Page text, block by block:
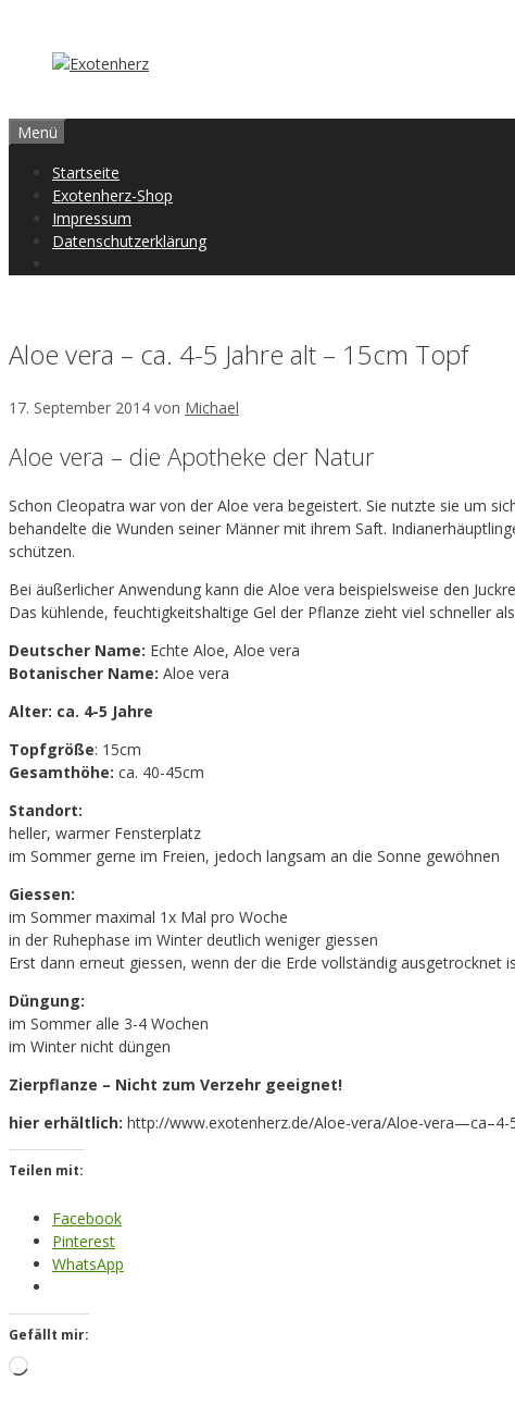
springen
Menü
Startseite
Exotenherz-Shop
Impressum
Datenschutzerklärung
Aloe vera – ca. 4-5 Jahre alt – 15cm Topf
17. September 2014 von Michael
Aloe vera – die Apotheke der Natur
Schon Cleopatra war von der Aloe vera begeistert. Sie nutzte sie um
behandelte die Wunden seiner Männer mit ihrem Saft.
schützen.
Bei äußerlicher Anwendung kann die Aloe vera beispielsweise den
Das kühlende, feuchtigkeitshaltige Gel der Pflanze zieht viel schneller
Deutscher Name: Echte Aloe, Aloe vera
Botanischer Name: Aloe vera
Alter: ca. 4-5 Jahre
Topfgröße: 15cm
Gesamthöhe: ca. 40-45cm
Standort:
heller, warmer Fensterplatz
im Sommer gerne im Freien, jedoch langsam an die Sonne gewöhnen
Giessen:
im Sommer maximal 1x Mal pro Woche
in der Ruhephase im Winter deutlich weniger giessen
Erst dann erneut giessen, wenn der die Erde vollständig ausgetrocknet
Düngung:
im Sommer alle 3-4 Wochen
im Winter nicht düngen
Zierpflanze – Nicht zum Verzehr geeignet!
hier erhältlich: http://www.exotenherz.de/Aloe-vera/Aloe-
Teilen mit:
Facebook
Pinterest
WhatsApp
Gefällt mir:
Loading…